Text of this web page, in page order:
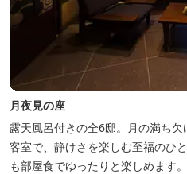
月夜見の座
露天風呂付きの全6邸。月の満ち
客室で、静けさを楽しむ至福のひ
も部屋食でゆったりと楽しめます。